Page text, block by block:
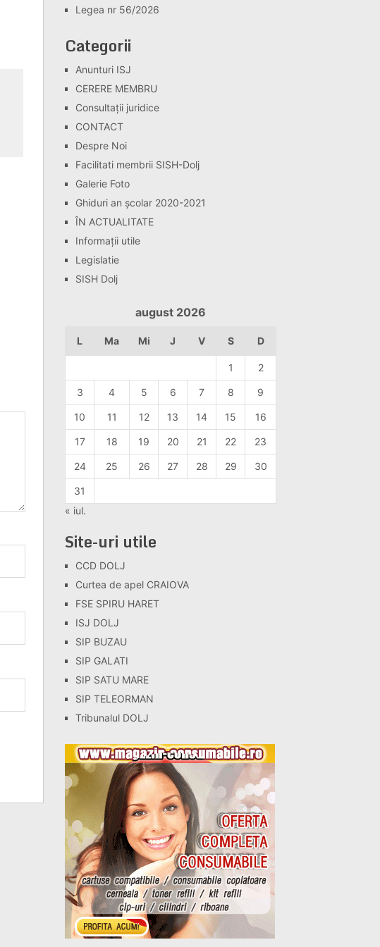
Legea nr 56/2026
Categorii
Anunturi ISJ
CERERE MEMBRU
Consultaţii juridice
CONTACT
Despre Noi
Facilitati membrii SISH-Dolj
Galerie Foto
Ghiduri an școlar 2020-2021
ÎN ACTUALITATE
Informaţii utile
Legislatie
SISH Dolj
august 2026
L Ma Mi J V S D
1 2
3 4 5 6 7 8 9
10 11 12 13 14 15 16
17 18 19 20 21 22 23
24 25 26 27 28 29 30
31
« iul.
Site-uri utile
CCD DOLJ
Curtea de apel CRAIOVA
FSE SPIRU HARET
ISJ DOLJ
SIP BUZAU
SIP GALATI
SIP SATU MARE
SIP TELEORMAN
Tribunalul DOLJ